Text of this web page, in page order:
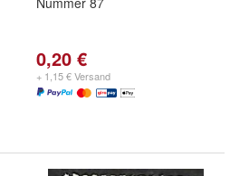
0,20 €
+ 1,15 € Versand